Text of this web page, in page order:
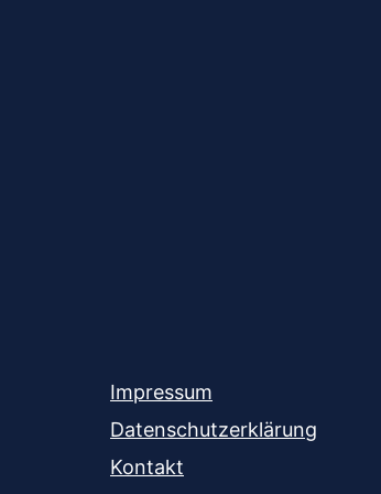
Impressum
Datenschutzerklärung
Kontakt